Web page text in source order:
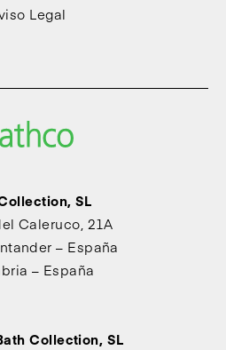
Legal
SL
Caleruco, 21A
– España
– España
Collection, SL